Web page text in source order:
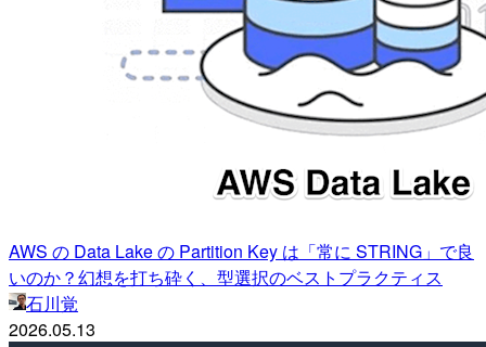
AWS の Data Lake の Partition Key は「常に STRING」で良
いのか？幻想を打ち砕く、型選択のベストプラクティス
石川覚
2026.05.13